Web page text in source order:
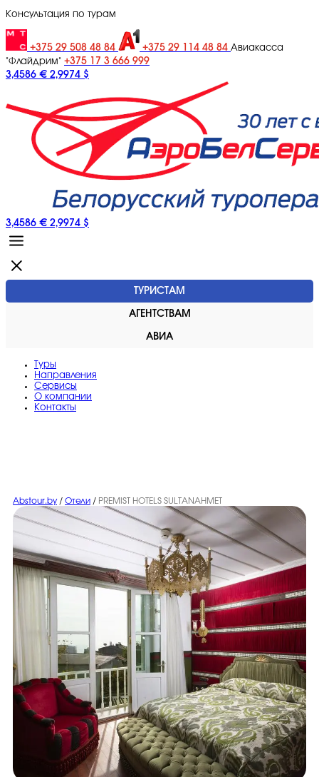
Консультация по турам
+375 29 508 48 84 +375 29 114 48 84 Авиакасса
"Флайдрим" +375 17 3 666 999
3,4586 € 2,9974 $
3,4586 € 2,9974 $
ТУРИСТАМ
АГЕНТСТВАМ
АВИА
Туры
Направления
Сервисы
O компании
Контакты
Abstour.by / Отели / PREMIST HOTELS SULTANAHMET